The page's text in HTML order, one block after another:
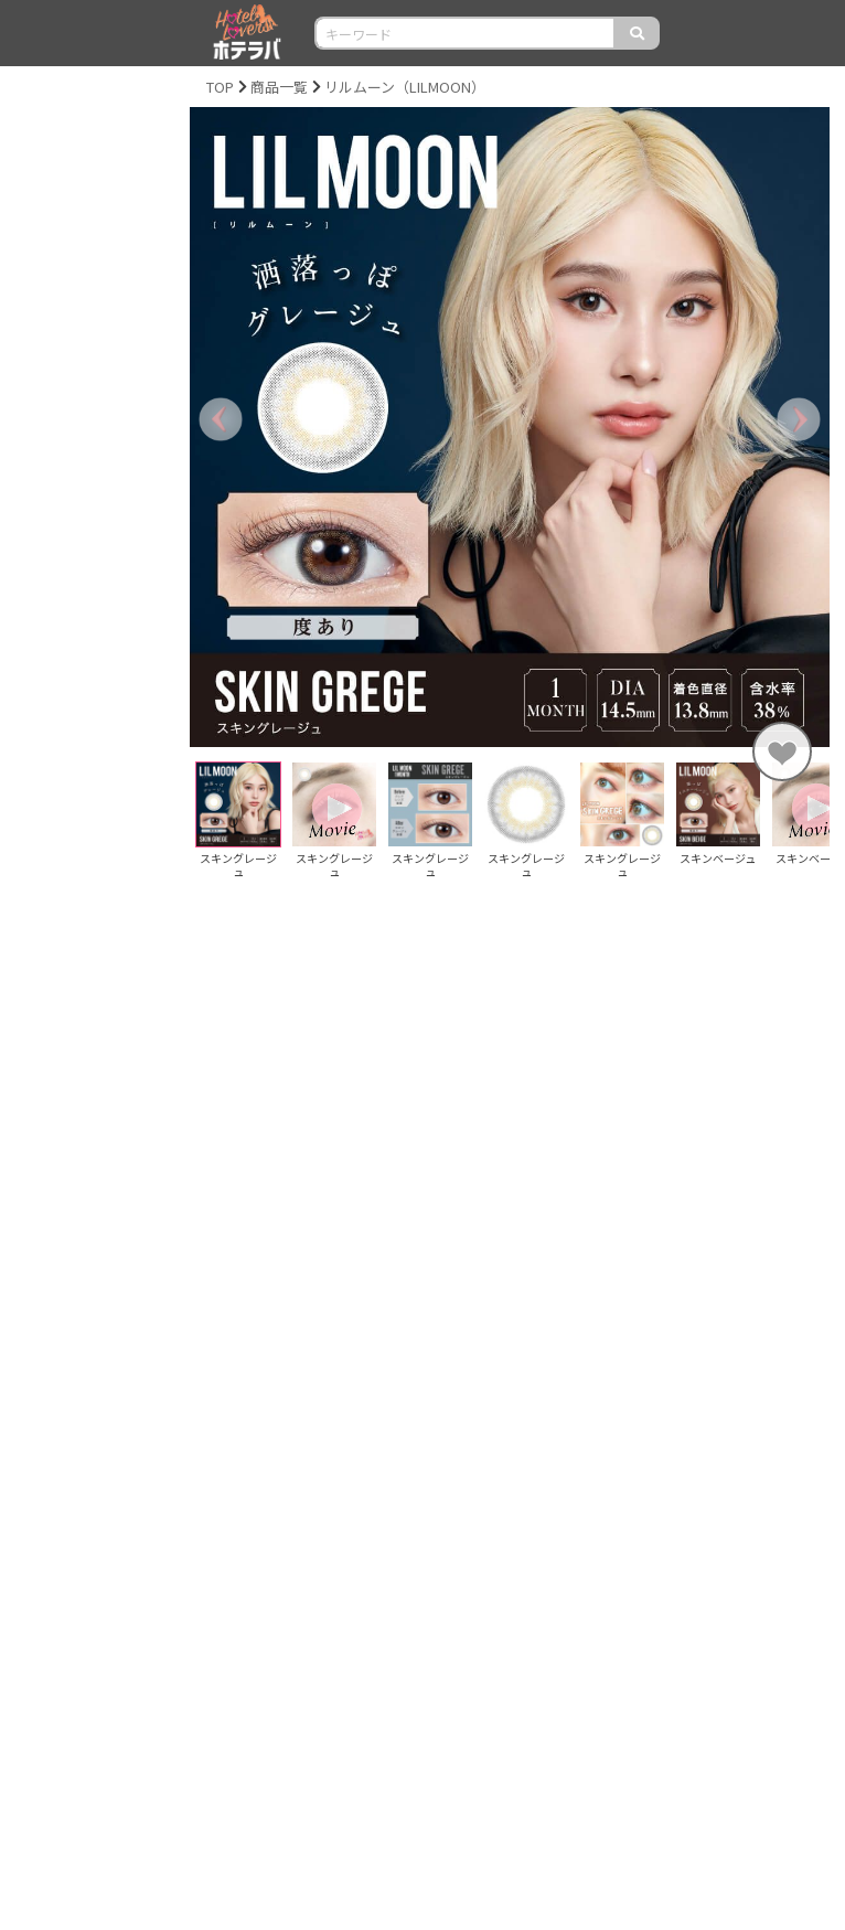
TOP 商品一覧 リルムーン（LILMOON）
スキングレージ
ュ
スキングレージ
ュ
スキングレージ
ュ
スキングレージ
ュ
スキングレージ
ュ
スキンベージュ スキンベージュ